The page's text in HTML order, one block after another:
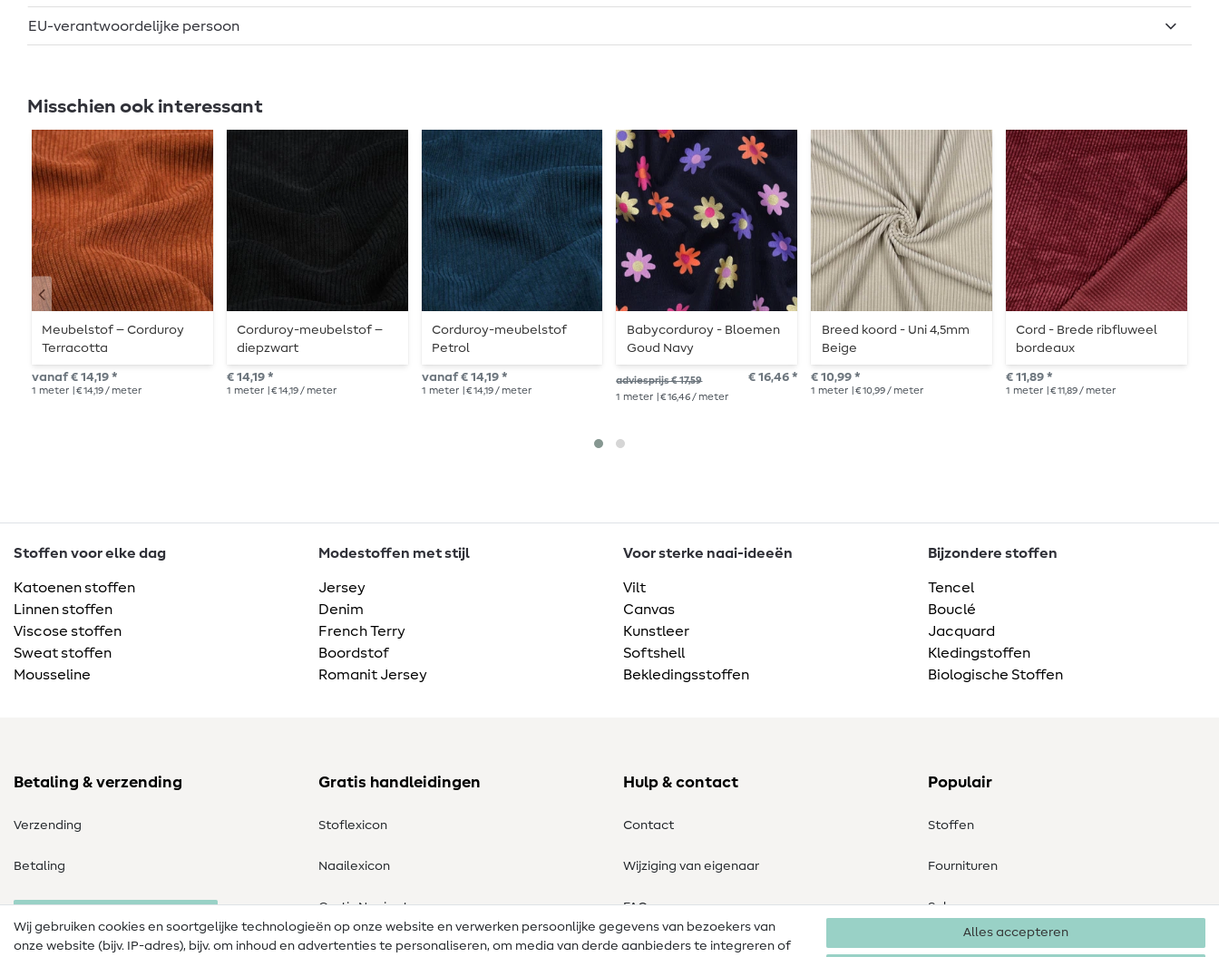
EU-verantwoordelijke persoon
Misschien ook interessant
Meubelstof – Corduroy
Terracotta
vanaf € 14,19 *
1 meter | € 14,19 / meter
Corduroy-meubelstof –
diepzwart
€ 14,19 *
1 meter | € 14,19 / meter
Corduroy-meubelstof
Petrol
vanaf € 14,19 *
1 meter | € 14,19 / meter
Babycorduroy - Bloemen
Goud Navy
adviesprijs € 17,59 € 16,46 *
1 meter | € 16,46 / meter
Breed koord - Uni 4,5mm
Beige
€ 10,99 *
1 meter | € 10,99 / meter
Cord - Brede ribfluweel
bordeaux
€ 11,89 *
1 meter | € 11,89 / meter
Stoffen voor elke dag
Katoenen stoffen
Linnen stoffen
Viscose stoffen
Sweat stoffen
Mousseline
Modestoffen met stijl
Jersey
Denim
French Terry
Boordstof
Romanit Jersey
Voor sterke naai-ideeën
Vilt
Canvas
Kunstleer
Softshell
Bekledingsstoffen
Bijzondere stoffen
Tencel
Bouclé
Jacquard
Kledingstoffen
Biologische Stoffen
Betaling & verzending
Verzending
Betaling
Gratis handleidingen
Stoflexicon
Naailexicon
Gratis Naaipatronen
Hulp & contact
Contact
Wijziging van eigenaar
FAQ
Herroepingsrecht
Populair
Stoffen
Fournituren
Sale
Wij gebruiken cookies en soortgelijke technologieën op onze website en verwerken persoonlijke gegevens van bezoekers van
onze website (bijv. IP-adres), bijv. om inhoud en advertenties te personaliseren, om media van derde aanbieders te integreren of
Alles accepteren